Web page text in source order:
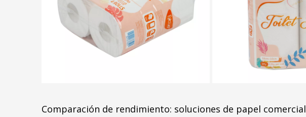
Comparación de rendimiento: soluciones de papel comercial